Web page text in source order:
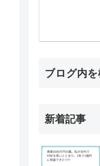
ブログ内
新着記事